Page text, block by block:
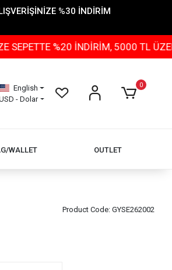
%30 İNDİRİM
%20 İNDİRİM, 5000 TL ÜZERİ
English
- Dolar
0
WALLET OUTLET
Product Code: GYSE262002